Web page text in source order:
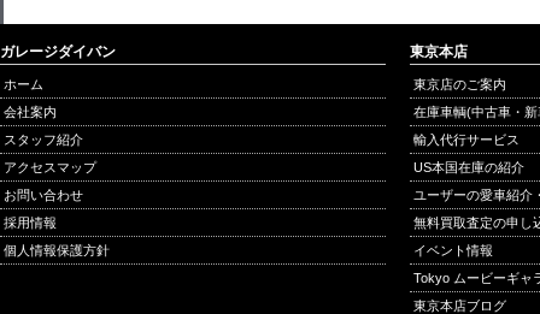
ガレージダイバン
ホーム
会社案内
スタッフ紹介
アクセスマップ
お問い合わせ
採用情報
個人情報保護方針
東京本店
東京店のご案内
在庫車輌(中古車・
輸入代行サービス
US本国在庫の紹介
ユーザーの愛車紹介
無料買取査定の申し
イベント情報
Tokyo ムービーギャ
東京本店ブログ